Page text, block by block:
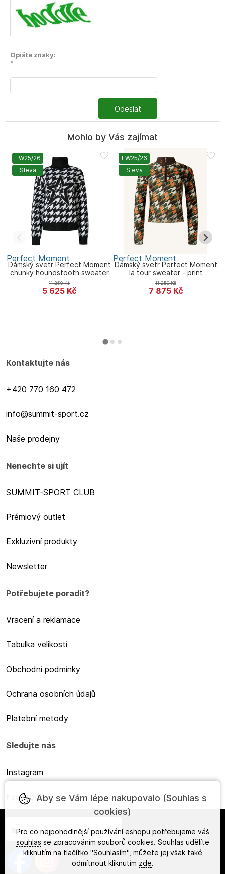
Opište znaky:
*
Odeslat
Mohlo by Vás zajímat
FW25/26
Sleva
Perfect Moment
Dámský svetr Perfect Moment
chunky houndstooth sweater
5 625 Kč
11 250Kč
FW25/26
Sleva
Perfect Moment
Dámský svetr Perfect Moment
la tour sweater - print
7 875 Kč
11 250Kč
Kontaktujte nás
+420 770 160 472
info@summit-sport.cz
Naše prodejny
Nenechte si ujít
SUMMIT-SPORT CLUB
Prémiový outlet
Exkluzivní produkty
Newsletter
Potřebujete poradit?
Vracení a reklamace
Tabulka velikostí
Obchodní podmínky
Ochrana osobních údajů
Platební metody
Sledujte nás
Instagram
Facebook
Česky
Aby se Vám lépe nakupovalo (Souhlas s
cookies)
Pro co nejpohodlnější používání eshopu potřebujeme váš
souhlas se zpracováním souborů cookies. Souhlas udělíte
kliknutím na tlačítko "Souhlasím", můžete jej však také
odmítnout kliknutím zde.